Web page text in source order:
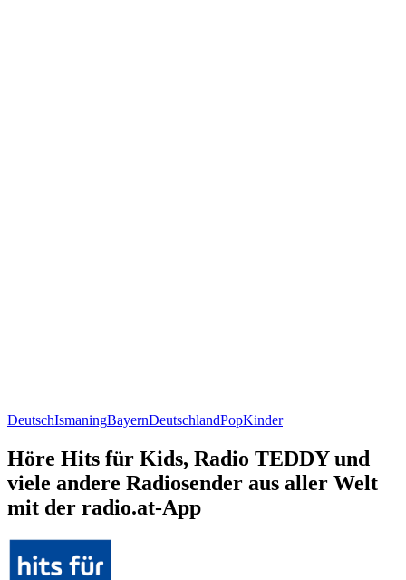
DeutschIsmaningBayernDeutschlandPopKinder
Höre Hits für Kids, Radio TEDDY und
viele andere Radiosender aus aller Welt
mit der radio.at-App